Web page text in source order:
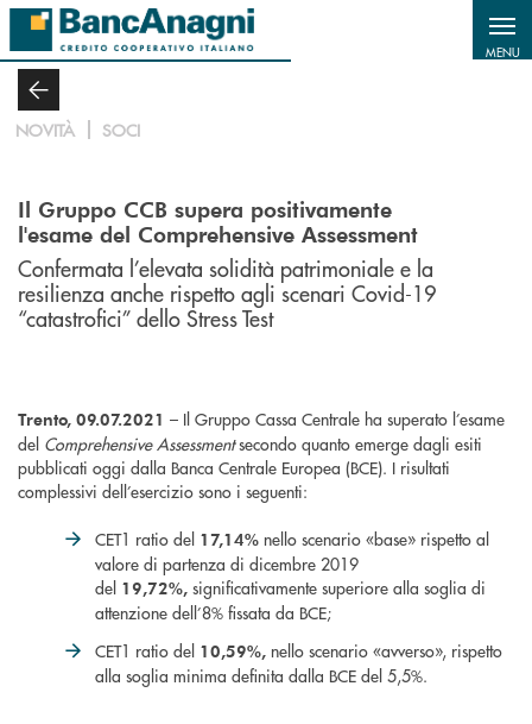
Salta al contenuto principale
MENU
NOVITÀ SOCI
Il Gruppo CCB supera positivamente
l'esame del Comprehensive Assessment
Confermata l’elevata solidità patrimoniale e la
resilienza anche rispetto agli scenari Covid-19
“catastrofici” dello Stress Test
Trento, 09.07.2021 – Il Gruppo Cassa Centrale ha superato l’esame
del Comprehensive Assessmentsecondo quanto emerge dagli esiti
pubblicati oggi dalla Banca Centrale Europea (BCE). I risultati
complessivi dell’esercizio sono i seguenti:
CET1 ratio del 17,14% nello scenario «base» rispetto al
valore di partenza di dicembre 2019
del 19,72%, significativamente superiore alla soglia di
attenzione dell’8% fissata da BCE;
CET1 ratio del 10,59%, nello scenario «avverso», rispetto
alla soglia minima definita dalla BCE del 5,5%.